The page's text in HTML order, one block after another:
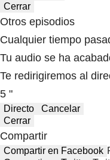
Cerrar
Otros episodios
Cualquier tiempo
Tu audio se ha
Te redirigiremos al
5 "
Directo
Cancelar
Cerrar
Compartir
Compartir en Facebook